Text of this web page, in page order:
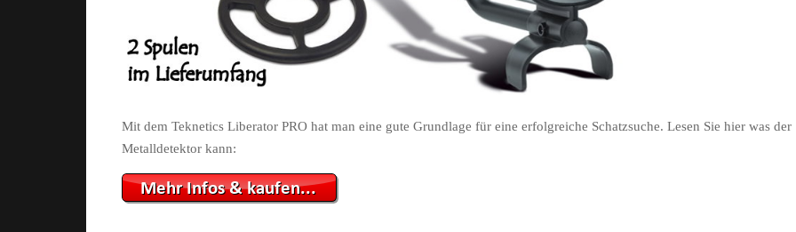
Mit dem Teknetics Liberator PRO hat man eine gute Grundlage für eine erfolgreiche Schatzsuche. Lesen Sie hier was der
Metalldetektor kann: